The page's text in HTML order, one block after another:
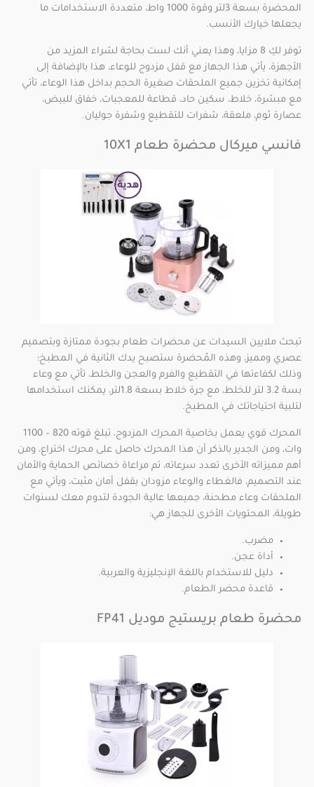
المحضرة بسعة 3لتر وقوة 1000 واط، متعددة الاستخدامات ما
يجعلها خيارك الأنسب.
توفر لكِ 8 مزايا، وهذا يعني أنك لست بحاجة لشراء المزيد من
الأجهزة، يأتي هذا الجهاز مع قفل مزدوج للوعاء، هذا بالإضافة إلى
إمكانية تخزين جميع الملحقات صغيرة الحجم بداخل هذا الوعاء، تأتي
مع مبشرة، خلاط، سكين حاد، قطاعة للمعجبات، خفاق للبيض،
عصارة ثوم، ملعقة، شفرات للتقطيع وشفرة جوليان.
فانسي ميركال محضرة طعام 10X1
تبحث ملايين السيدات عن محضرات طعام بجودة ممتازة وبتصميم
عصري ومميز، وهذه المُحضرة ستصبح يدك الثانية في المطبخ؛
وذلك لكفاءتها في التقطيع والفرم والعجن والخلط، تأتي مع وعاء
بسة 3.2 لتر للخلط، مع جرة خلاط بسعة 1.8لتر، يمكنك استخدامها
لتلبية احتياجاتك في المطبخ.
المحرك قوي يعمل بخاصية المحرك المزدوج، تبلغ قوته 820 – 1100
وات، ومن الجدير بالذكر أن هذا المحرك حاصل على محرك اختراع، ومن
أهم مميزاته الأخرى تعدد سرعاته، تم مراعاة خصائص الحماية والأمان
عند التصميم، فالغطاء والوعاء مزودان بقفل أمان مثبت، ويأتي مع
الملحقات وعاء مطحنة، جميعها عالية الجودة لتدوم معك لسنوات
طويلة، المحتويات الأخرى للجهاز هي:
مضرب.
أداة عجن.
دليل للاستخدام باللغة الإنجليزية والعربية.
قاعدة محضر الطعام.
محضرة طعام بريستيج موديل FP41